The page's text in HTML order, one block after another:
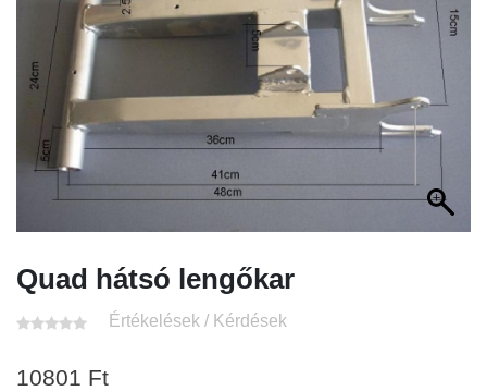
Quad hátsó lengőkar
Értékelések / Kérdések
10801 Ft